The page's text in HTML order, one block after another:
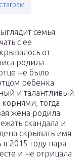
семья
с ее
от
родила
не было
ребенка
и талантливый
тогда
жена родила
скандала и
скрывать имя
2015 году пара
и не отрицала